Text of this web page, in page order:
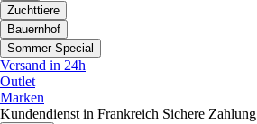
Zuchttiere
Bauernhof
Sommer-Special
Versand in 24h
Outlet
Marken
Kundendienst in Frankreich Sichere Zahlung